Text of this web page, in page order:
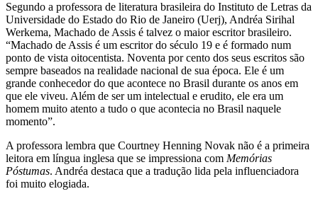
Segundo a professora de literatura brasileira do Instituto de Letras da
Universidade do Estado do Rio de Janeiro (Uerj), Andréa Sirihal
Werkema, Machado de Assis é talvez o maior escritor brasileiro.
“Machado de Assis é um escritor do século 19 e é formado num
ponto de vista oitocentista. Noventa por cento dos seus escritos são
sempre baseados na realidade nacional de sua época. Ele é um
grande conhecedor do que acontece no Brasil durante os anos em
que ele viveu. Além de ser um intelectual e erudito, ele era um
homem muito atento a tudo o que acontecia no Brasil naquele
momento”.
A professora lembra que Courtney Henning Novak não é a primeira
leitora em língua inglesa que se impressiona com Memórias
Póstumas. Andréa destaca que a tradução lida pela influenciadora
foi muito elogiada.